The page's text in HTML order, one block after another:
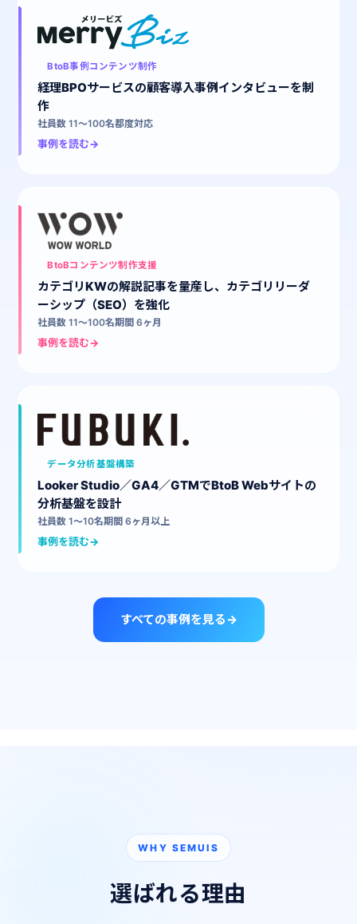
BtoB事例コンテンツ制作
経理BPOサービスの顧客導入事例インタビューを制
作
社員数 11〜100名都度対応
事例を読む→
BtoBコンテンツ制作支援
カテゴリKWの解説記事を量産し、カテゴリリーダ
ーシップ（SEO）を強化
社員数 11〜100名期間 6ヶ月
事例を読む→
データ分析基盤構築
Looker Studio／GA4／GTMでBtoB Webサイトの
分析基盤を設計
社員数 1〜10名期間 6ヶ月以上
事例を読む→
すべての事例を見る→
WHY SEMUIS
選ばれる理由